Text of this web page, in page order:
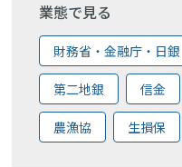
業態で見る
財務省・金融庁・日銀
第二地銀 信金
農漁協 生損保